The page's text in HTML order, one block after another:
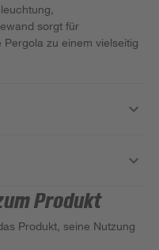
sorgt für
zu einem vielseitig
Produkt
Produkt, seine Nutzung